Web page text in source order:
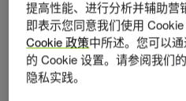
提高性能、进行分析并辅助营
即表示您同意我们使用
Cookie 政策中所述。您可以
的 Cookie 设置。请参阅我们的
隐私实践。